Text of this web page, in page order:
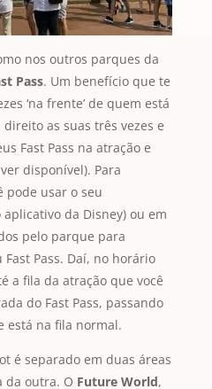
nos outros parques da
Pass. Um benefício que te
‘na frente’ de quem está
as suas três vezes e
Fast Pass na atração e
disponível). Para
pode usar o seu
da Disney) ou em
pelo parque para
Pass. Daí, no horário
a fila da atração que você
do Fast Pass, passando
está na fila normal.
é separado em duas áreas
da outra. O Future World,